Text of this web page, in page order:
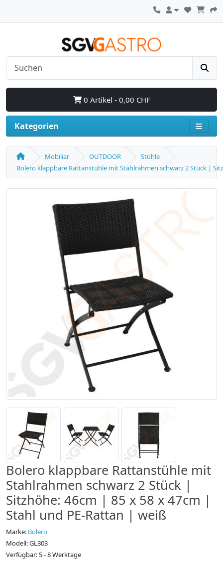
0 Artikel - 0,00 CHF
Kategorien
Mobiliar OUTDOOR
Stühle
Bolero klappbare Rattanstühle mit Stahlrahmen schwarz 2 Stück |
Bolero klappbare Rattanstühle mit
Stahlrahmen schwarz 2 Stück |
Sitzhöhe: 46cm | 85 x 58 x 47cm |
Stahl und PE-Rattan | weiß
Marke: Bolero
Modell: GL303
Verfügbar: 5 - 8 Werktage